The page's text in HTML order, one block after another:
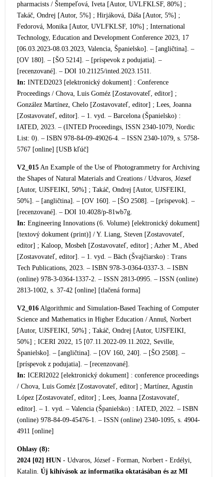
pharmacists / Štempeľová, Iveta [Autor, UVLFKLSF, 80%] ;
Takáč, Ondrej [Autor, 5%] ; Hirjáková, Dáša [Autor, 5%] ;
Fedorová, Monika [Autor, UVLFKLSF, 10%] ; International
Technology, Education and Development Conference 2023, 17
[06.03.2023-08.03.2023, Valencia, Španielsko]. – [angličtina]. –
[OV 180]. – [ŠO 5214]. – [príspevok z podujatia]. –
[recenzované]. – DOI 10.21125/inted.2023.1511.
In: INTED2023 [elektronický dokument] : Conference
Proceedings / Chova, Luis Goméz [Zostavovateľ, editor] ;
González Martínez, Chelo [Zostavovateľ, editor] ; Lees, Joanna
[Zostavovateľ, editor]. – 1. vyd. – Barcelona (Španielsko) :
IATED, 2023. – (INTED Proceedings, ISSN 2340-1079, Nordic
List: 0). – ISBN 978-84-09-49026-4. – ISSN 2340-1079, s. 5758-
5767 [online] [USB kľúč]
V2_015 An Example of the Use of Photogrammetry for Archiving
the Shapes of Natural Materials and Creations / Udvaros, József
[Autor, UJSFEIKI, 50%] ; Takáč, Ondrej [Autor, UJSFEIKI,
50%]. – [angličtina]. – [OV 160]. – [ŠO 2508]. – [príspevok]. –
[recenzované]. – DOI 10.4028/p-81wb7g.
In: Engineering Innovations (6. Volume) [elektronický dokument]
[textový dokument (print)] / Y. Liang, Steven [Zostavovateľ,
editor] ; Kaloop, Mosbeh [Zostavovateľ, editor] ; Azher M., Abed
[Zostavovateľ, editor]. – 1. vyd. – Bäch (Švajčiarsko) : Trans
Tech Publications, 2023. – ISBN 978-3-0364-0337-3. – ISBN
(online) 978-3-0364-1337-2. – ISSN 2813-0995. – ISSN (online)
2813-1002, s. 37-42 [online] [tlačená forma]
V2_016 Algorithmic and Simulation-Based Teaching of Computer
Science and Mathematics in Higher Education / Annuš, Norbert
[Autor, UJSFEIKI, 50%] ; Takáč, Ondrej [Autor, UJSFEIKI,
50%] ; ICERI 2022, 15 [07.11.2022-09.11.2022, Seville,
Španielsko]. – [angličtina]. – [OV 160, 240]. – [ŠO 2508]. –
[príspevok z podujatia]. – [recenzované].
In: ICERI2022 [elektronický dokument] : conference proceedings
/ Chova, Luis Goméz [Zostavovateľ, editor] ; Martínez, Agustín
López [Zostavovateľ, editor] ; Lees, Joanna [Zostavovateľ,
editor]. – 1. vyd. – Valencia (Španielsko) : IATED, 2022. – ISBN
(online) 978-84-09-45476-1. – ISSN (online) 2340-1095, s. 4904-
4911 [online]
Ohlasy (8):
2024 [02] HUN - Udvaros, József - Forman, Norbert - Erdélyi,
Katalin. Új kihívások az informatika oktatásában és az MI